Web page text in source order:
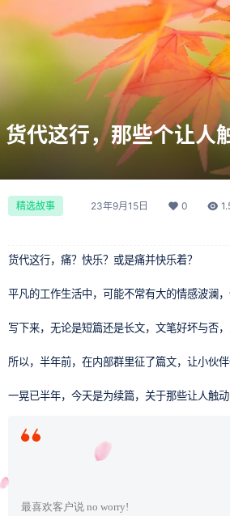
货代这行，那些个让人
精选故事 23年9月15日 0
货代这行，痛？快乐？或是痛并快乐着？
平凡的工作生活中，可能不常有大的情感波澜
写下来，无论是短篇还是长文，文笔好坏与否
所以，半年前，在内部群里征了篇文，让小伙
一晃已半年，今天是为续篇，关于那些让人触动
最喜欢客户说 no worry!